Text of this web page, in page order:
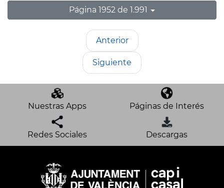
Página 1952 de 1.991
Anterior
Siguiente
Nuestras Apps Páginas de Interés
Redes Sociales Descargas